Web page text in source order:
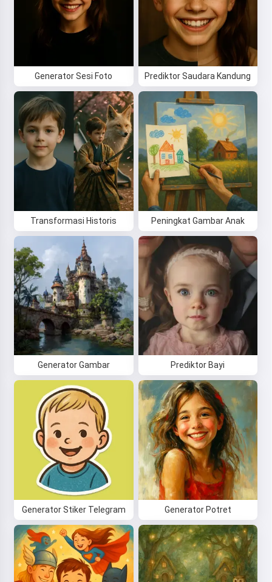
Generator Sesi Foto Prediktor Saudara Kandung
Transformasi Historis Peningkat Gambar Anak
Generator Gambar Prediktor Bayi
Generator Stiker Telegram Generator Potret
Dengan mulai menggunakan layanan ini, Anda
menerima:
Ketentuan Layanan Kebijakan Privasi,
Kebijakan Pengembalian Dana